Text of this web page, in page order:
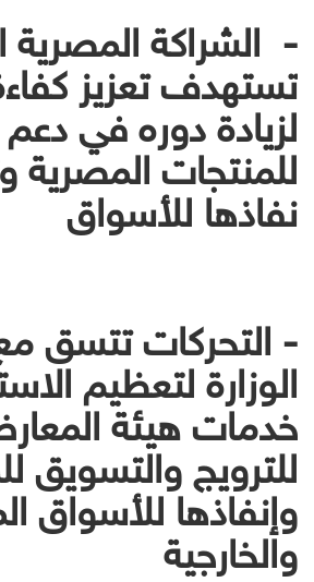
- الشراكة المصرية
تستهدف تعزيز
لزيادة دوره في دعم
للمنتجات
نفاذها للأسواق
- التحركات تتسق
الوزارة لتعظيم
خدمات هيئة
للترويج والتسويق
وإنفاذها للأسواق
والخارجية